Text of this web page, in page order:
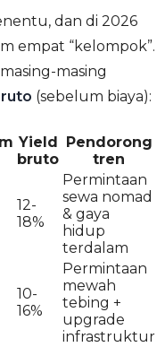
dan di 2026
empat “kelompok”.
masing
(sebelum biaya):
Yield
bruto
Pendorong
tren
12-
18%
Permintaan
sewa nomad
& gaya
hidup
terdalam
10-
16%
Permintaan
mewah
tebing +
upgrade
infrastruktur